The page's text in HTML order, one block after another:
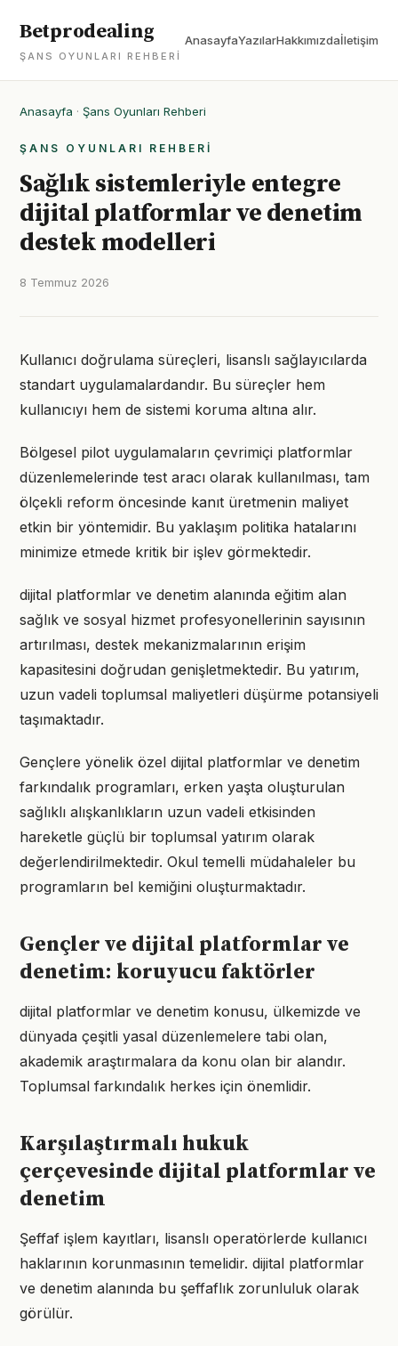
Betprodealing
ŞANS OYUNLARI REHBERI
AnasayfaYazılarHakkımızdaİletişim
Anasayfa · Şans Oyunları Rehberi
ŞANS OYUNLARI REHBERI
Sağlık sistemleriyle entegre
dijital platformlar ve denetim
destek modelleri
8 Temmuz 2026
Kullanıcı doğrulama süreçleri, lisanslı sağlayıcılarda
standart uygulamalardandır. Bu süreçler hem
kullanıcıyı hem de sistemi koruma altına alır.
Bölgesel pilot uygulamaların çevrimiçi platformlar
düzenlemelerinde test aracı olarak kullanılması, tam
ölçekli reform öncesinde kanıt üretmenin maliyet
etkin bir yöntemidir. Bu yaklaşım politika hatalarını
minimize etmede kritik bir işlev görmektedir.
dijital platformlar ve denetim alanında eğitim alan
sağlık ve sosyal hizmet profesyonellerinin sayısının
artırılması, destek mekanizmalarının erişim
kapasitesini doğrudan genişletmektedir. Bu yatırım,
uzun vadeli toplumsal maliyetleri düşürme potansiyeli
taşımaktadır.
Gençlere yönelik özel dijital platformlar ve denetim
farkındalık programları, erken yaşta oluşturulan
sağlıklı alışkanlıkların uzun vadeli etkisinden
hareketle güçlü bir toplumsal yatırım olarak
değerlendirilmektedir. Okul temelli müdahaleler bu
programların bel kemiğini oluşturmaktadır.
Gençler ve dijital platformlar ve
denetim: koruyucu faktörler
dijital platformlar ve denetim konusu, ülkemizde ve
dünyada çeşitli yasal düzenlemelere tabi olan,
akademik araştırmalara da konu olan bir alandır.
Toplumsal farkındalık herkes için önemlidir.
Karşılaştırmalı hukuk
çerçevesinde dijital platformlar ve
denetim
Şeffaf işlem kayıtları, lisanslı operatörlerde kullanıcı
haklarının korunmasının temelidir. dijital platformlar
ve denetim alanında bu şeffaflık zorunluluk olarak
görülür.